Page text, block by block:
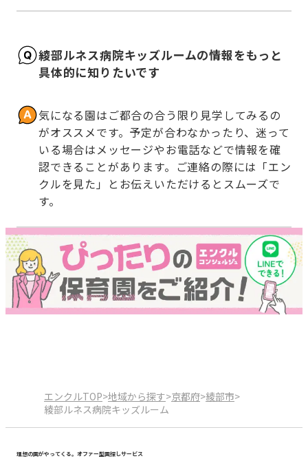
綾部ルネス病院キッズルームの情報をもっと
具体的に知りたいです
気になる園はご都合の合う限り見学してみるの
がオススメです。予定が合わなかったり、迷って
いる場合はメッセージやお電話などで情報を確
認できることがあります。ご連絡の際には「エン
クルを見た」とお伝えいただけるとスムーズで
す。
エンクルTOP>地域から探す>京都府>綾部市>
綾部ルネス病院キッズルーム
理想の園がやってくる。オファー型園探しサービス